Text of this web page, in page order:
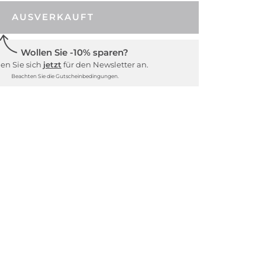
AUSVERKAUFT
Wollen Sie -10% sparen?
Sie sich jetzt für den Newsletter an.
Beachten Sie die Gutscheinbedingungen.